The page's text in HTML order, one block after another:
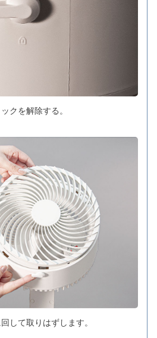
クを解除する。
して取りはずします。